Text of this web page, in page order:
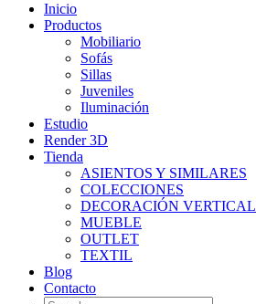
Inicio
Productos
Mobiliario
Sofás
Sillas
Juveniles
Iluminación
Estudio
Render 3D
Tienda
ASIENTOS Y SIMILARES
COLECCIONES
DECORACIÓN VERTICAL
MUEBLE
OUTLET
TEXTIL
Blog
Contacto